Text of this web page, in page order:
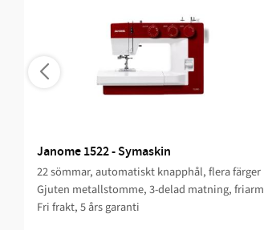
Janome 1522 - Symaskin
22 sömmar, automatiskt knapphål, flera färger
Gjuten metallstomme, 3-delad matning, friarm
Fri frakt, 5 års garanti